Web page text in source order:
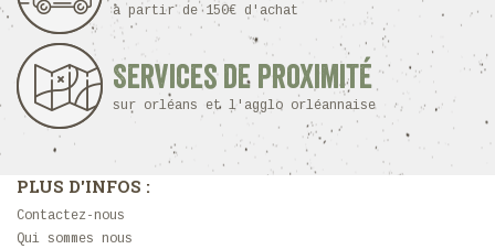
à partir de 150€ d'achat
Services de proximité
sur orléans et l'agglo orléannaise
PLUS D'INFOS :
Contactez-nous
Qui sommes nous